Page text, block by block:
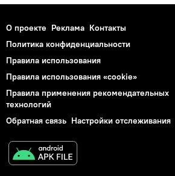
О проекте Реклама Контакты
Политика конфиденциальности
Правила использования
Правила использования «cookie»
Правила применения рекомендательных
технологий
Обратная связь Настройки отслеживания